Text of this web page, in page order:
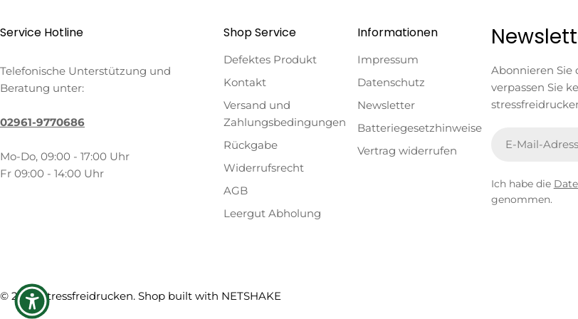
Service Hotline
Telefonische Unterstützung und
Beratung unter:
02961-9770686
Mo-Do, 09:00 - 17:00 Uhr
Fr 09:00 - 14:00 Uhr
Shop Service
Defektes Produkt
Kontakt
Versand und
Zahlungsbedingungen
Rückgabe
Widerrufsrecht
AGB
Leergut Abholung
Informationen
Impressum
Datenschutz
Newsletter
Batteriegesetzhinweise
Vertrag widerrufen
Abonnieren Sie
verpassen Sie
Mail
Ich habe die
genommen.
© 2026Stressfreidrucken. Shop built with NETSHAKE